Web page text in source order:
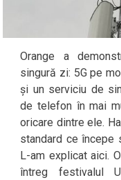
Orange a
singură zi: 5G pe
și un serviciu de
de telefon în mai
oricare dintre ele.
standard ce începe
L-am explicat aici.
întreg festivalul